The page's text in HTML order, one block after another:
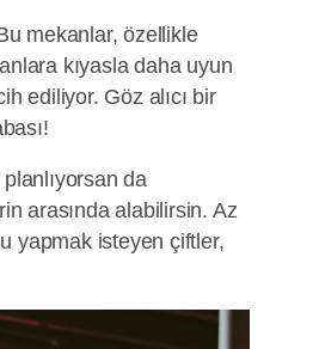
mekanlar, özellikle
kıyasla daha uyun
ediliyor. Göz alıcı bir
da
arasında alabilirsin. Az
yapmak isteyen çiftler,